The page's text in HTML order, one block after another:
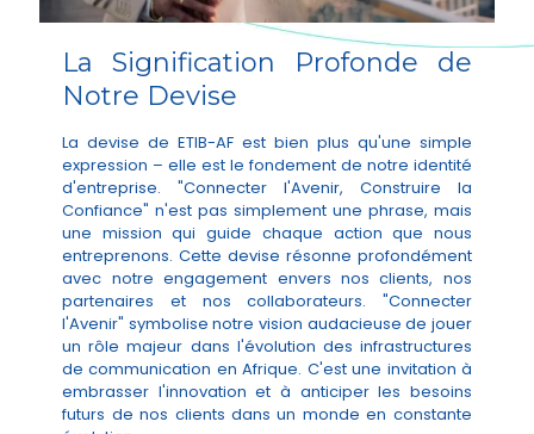
La Signification Profonde de
Notre Devise
La devise de ETIB-AF est bien plus qu'une simple
expression – elle est le fondement de notre identité
d'entreprise. "Connecter l'Avenir, Construire la
Confiance" n'est pas simplement une phrase, mais
une mission qui guide chaque action que nous
entreprenons. Cette devise résonne profondément
avec notre engagement envers nos clients, nos
partenaires et nos collaborateurs. "Connecter
l'Avenir" symbolise notre vision audacieuse de jouer
un rôle majeur dans l'évolution des infrastructures
de communication en Afrique. C'est une invitation à
embrasser l'innovation et à anticiper les besoins
futurs de nos clients dans un monde en constante